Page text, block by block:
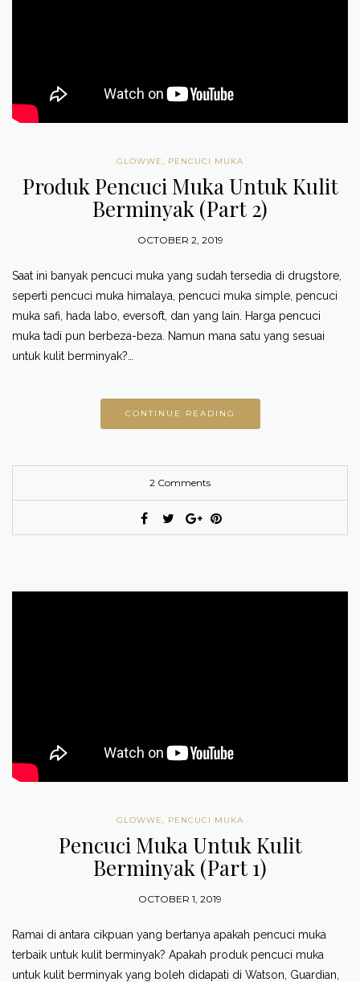
GLOWWE, PENCUCI MUKA
Produk Pencuci Muka Untuk Kulit
Berminyak (Part 2)
OCTOBER 2, 2019
Saat ini banyak pencuci muka yang sudah tersedia di drugstore,
seperti pencuci muka himalaya, pencuci muka simple, pencuci
muka safi, hada labo, eversoft, dan yang lain. Harga pencuci
muka tadi pun berbeza-beza. Namun mana satu yang sesuai
untuk kulit berminyak?…
CONTINUE READING
2 Comments
GLOWWE, PENCUCI MUKA
Pencuci Muka Untuk Kulit
Berminyak (Part 1)
OCTOBER 1, 2019
Ramai di antara cikpuan yang bertanya apakah pencuci muka
terbaik untuk kulit berminyak? Apakah produk pencuci muka
untuk kulit berminyak yang boleh didapati di Watson, Guardian,